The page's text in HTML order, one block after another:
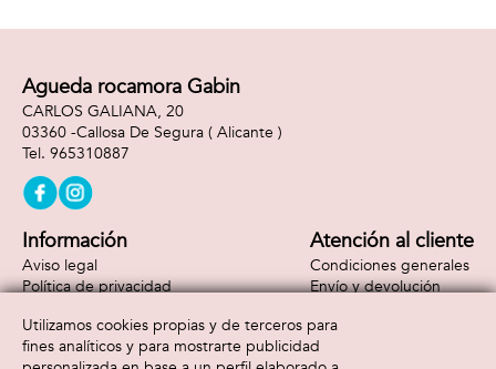
Agueda rocamora Gabin
CARLOS GALIANA, 20
03360 -Callosa De Segura ( Alicante )
965310887
Información
Aviso legal
Política de privacidad
Atención al cliente
Condiciones generales
Envío y devolución
Formas de pago
Utilizamos cookies propias y de terceros para
fines analíticos y para mostrarte publicidad